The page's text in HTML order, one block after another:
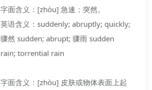
字面含义：[zhòu] 急速；突然。
英语含义：suddenly; abruptly; quickly;
骤然 sudden; abrupt; 骤雨 sudden
rain; torrential rain
字面含义：[zhòu] 皮肤或物体表面上起